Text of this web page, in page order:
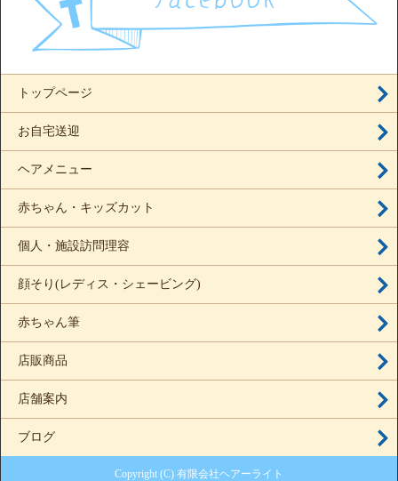
トップページ
お自宅送迎
ヘアメニュー
赤ちゃん・キッズカット
個人・施設訪問理容
顔そり(レディス・シェービング)
赤ちゃん筆
店販商品
店舗案内
ブログ
Copyright (C) 有限会社ヘアーライト